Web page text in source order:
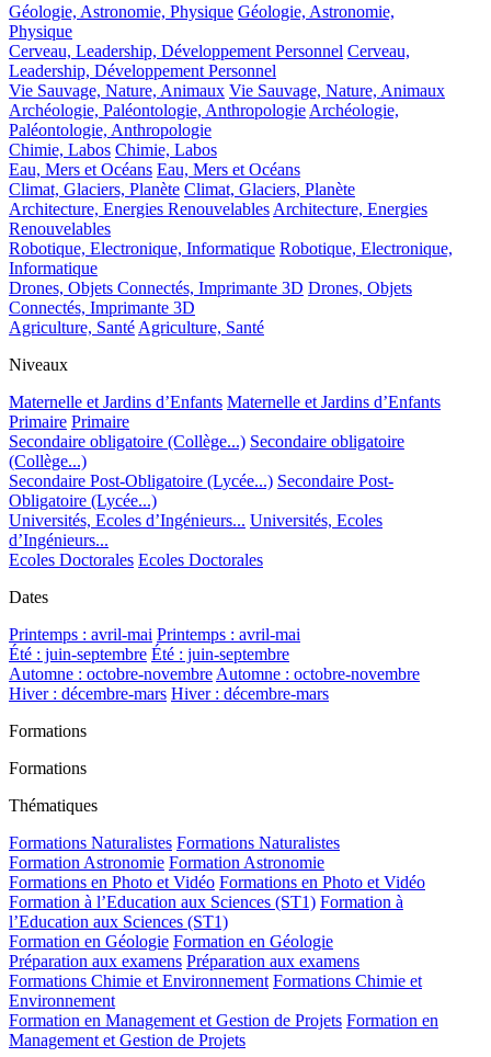
Géologie, Astronomie, Physique Géologie, Astronomie,
Physique
Cerveau, Leadership, Développement Personnel Cerveau,
Leadership, Développement Personnel
Vie Sauvage, Nature, Animaux Vie Sauvage, Nature, Animaux
Archéologie, Paléontologie, Anthropologie Archéologie,
Paléontologie, Anthropologie
Chimie, Labos Chimie, Labos
Eau, Mers et Océans Eau, Mers et Océans
Climat, Glaciers, Planète Climat, Glaciers, Planète
Architecture, Energies Renouvelables Architecture, Energies
Renouvelables
Robotique, Electronique, Informatique Robotique, Electronique,
Informatique
Drones, Objets Connectés, Imprimante 3D Drones, Objets
Connectés, Imprimante 3D
Agriculture, Santé Agriculture, Santé
Niveaux
Maternelle et Jardins d’Enfants Maternelle et Jardins d’Enfants
Primaire Primaire
Secondaire obligatoire (Collège...) Secondaire obligatoire
(Collège...)
Secondaire Post-Obligatoire (Lycée...) Secondaire Post-
Obligatoire (Lycée...)
Universités, Ecoles d’Ingénieurs... Universités, Ecoles
d’Ingénieurs...
Ecoles Doctorales Ecoles Doctorales
Dates
Printemps : avril-mai Printemps : avril-mai
Été : juin-septembre Été : juin-septembre
Automne : octobre-novembre Automne : octobre-novembre
Hiver : décembre-mars Hiver : décembre-mars
Formations
Formations
Thématiques
Formations Naturalistes Formations Naturalistes
Formation Astronomie Formation Astronomie
Formations en Photo et Vidéo Formations en Photo et Vidéo
Formation à l’Education aux Sciences (ST1) Formation à
l’Education aux Sciences (ST1)
Formation en Géologie Formation en Géologie
Préparation aux examens Préparation aux examens
Formations Chimie et Environnement Formations Chimie et
Environnement
Formation en Management et Gestion de Projets Formation en
Management et Gestion de Projets